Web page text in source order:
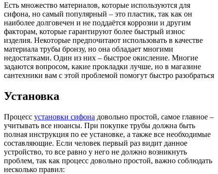
Есть множество материалов, которые используются для
сифона, но самый популярный – это пластик, так как он
наиболее долговечен и не поддаётся коррозии и другим
факторам, которые гарантируют более быстрый износ
изделия. Некоторые предпочитают использовать в качестве
материала трубы бронзу, но она обладает многими
недостатками. Один из них – быстрое окисление. Многие
задаются вопросом, какие прокладки лучше, но в магазине
сантехники вам с этой проблемой помогут быстро разобраться
Установка
Процесс установки сифона довольно простой, самое главное –
учитывать все нюансы. При покупке трубы должна быть
полная инструкция по ее установке, а также все необходимые
составляющие. Если человек первый раз видит данное
устройство, то все равно у него не должно возникнуть
проблем, так как процесс довольно простой, важно соблюдать
несколько правил: